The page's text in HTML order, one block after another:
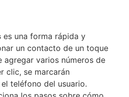
es una forma rápida y
un contacto de un toque
agregar varios números de
clic, se marcarán
teléfono del usuario.